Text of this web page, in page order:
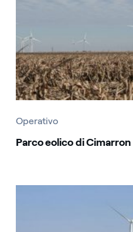
Operativo
Parco eolico di